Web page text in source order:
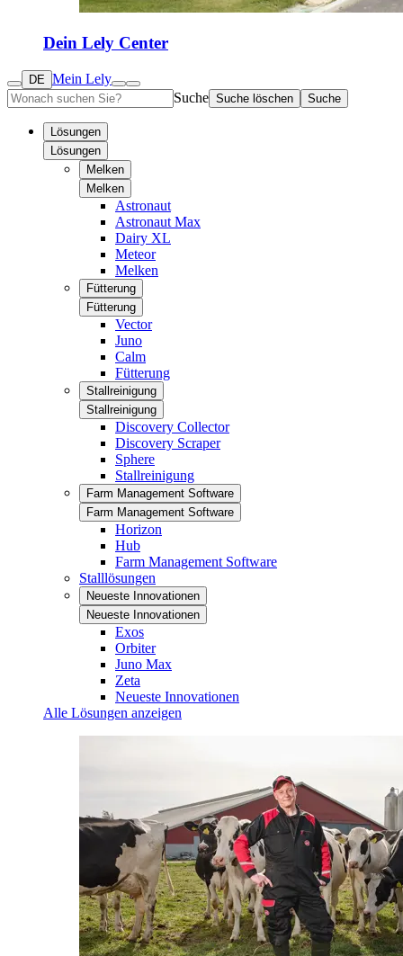
Dein Lely Center
DE Mein Lely
Suche Suche löschen Suche
Lösungen
Lösungen
Melken
Melken
Astronaut
Astronaut Max
Dairy XL
Meteor
Melken
Fütterung
Fütterung
Vector
Juno
Calm
Fütterung
Stallreinigung
Stallreinigung
Discovery Collector
Discovery Scraper
Sphere
Stallreinigung
Farm Management Software
Farm Management Software
Horizon
Hub
Farm Management Software
Stalllösungen
Neueste Innovationen
Neueste Innovationen
Exos
Orbiter
Juno Max
Zeta
Neueste Innovationen
Alle Lösungen anzeigen